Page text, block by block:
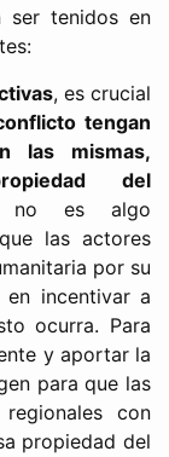
ser tenidos en
, es crucial
tengan
las mismas,
del
no es algo
las actores
por su
en incentivar a
ocurra. Para
y aportar la
para que las
con
propiedad del